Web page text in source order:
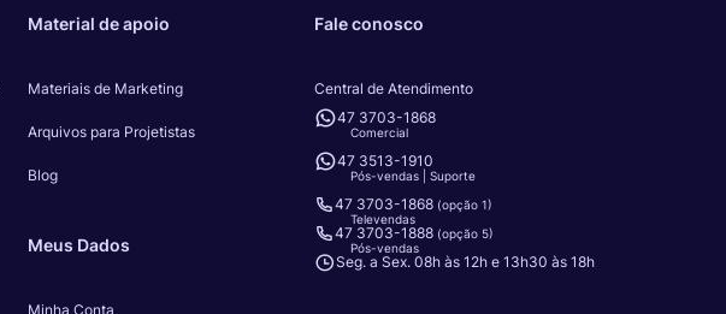
Material de apoio
Materiais de Marketing
Arquivos para Projetistas
Blog
Meus Dados
Minha Conta
Fale conosco
Central de Atendimento
47 3703-1868
Comercial
47 3513-1910
Pós-vendas | Suporte
47 3703-1868 (opção 1)
Televendas
47 3703-1888 (opção 5)
Pós-vendas
Seg. a Sex. 08h às 12h e 13h30 às 18h